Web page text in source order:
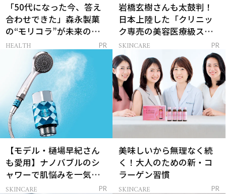
「50代になった今、答え
合わせできた」森永製菓
の“モリコラ”が未来のキ
レイを連れてくる！
HEALTH PR
岩橋玄樹さんも太鼓判！
日本上陸した「クリニッ
ク専売の美容医療級スキ
ンケア」
SKINCARE PR
【モデル・樋場早紀さん
も愛用】ナノバブルのシ
ャワーで肌悩みを一気に
解決
SKINCARE PR
美味しいから無理なく続
く！大人のための新・コ
ラーゲン習慣
SKINCARE PR